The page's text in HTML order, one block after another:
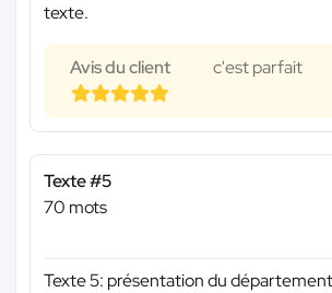
texte.
Avis du client c'est parfait
Texte #5
70 mots
Texte 5: présentation du